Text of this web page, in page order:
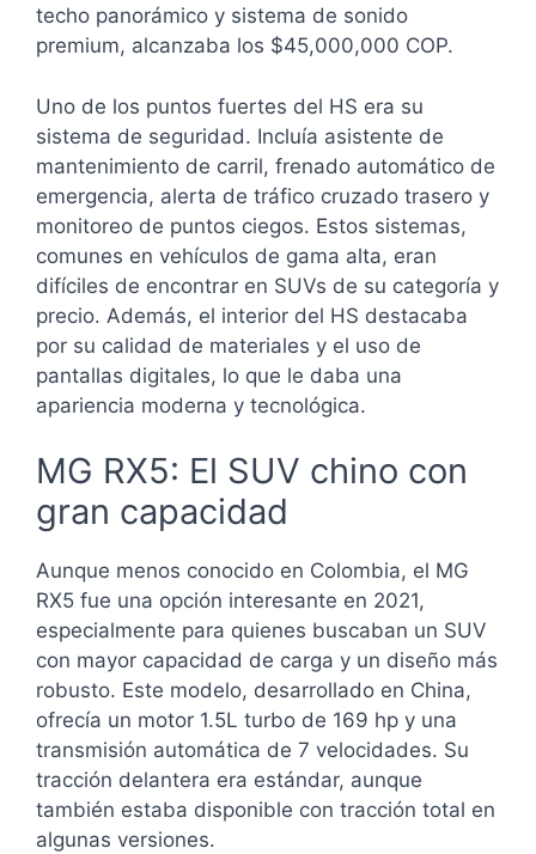
techo panorámico y sistema de sonido
premium, alcanzaba los $45,000,000 COP.
Uno de los puntos fuertes del HS era su
sistema de seguridad. Incluía asistente de
mantenimiento de carril, frenado automático de
emergencia, alerta de tráfico cruzado trasero y
monitoreo de puntos ciegos. Estos sistemas,
comunes en vehículos de gama alta, eran
difíciles de encontrar en SUVs de su categoría y
precio. Además, el interior del HS destacaba
por su calidad de materiales y el uso de
pantallas digitales, lo que le daba una
apariencia moderna y tecnológica.
MG RX5: El SUV chino con
gran capacidad
Aunque menos conocido en Colombia, el MG
RX5 fue una opción interesante en 2021,
especialmente para quienes buscaban un SUV
con mayor capacidad de carga y un diseño más
robusto. Este modelo, desarrollado en China,
ofrecía un motor 1.5L turbo de 169 hp y una
transmisión automática de 7 velocidades. Su
tracción delantera era estándar, aunque
también estaba disponible con tracción total en
algunas versiones.